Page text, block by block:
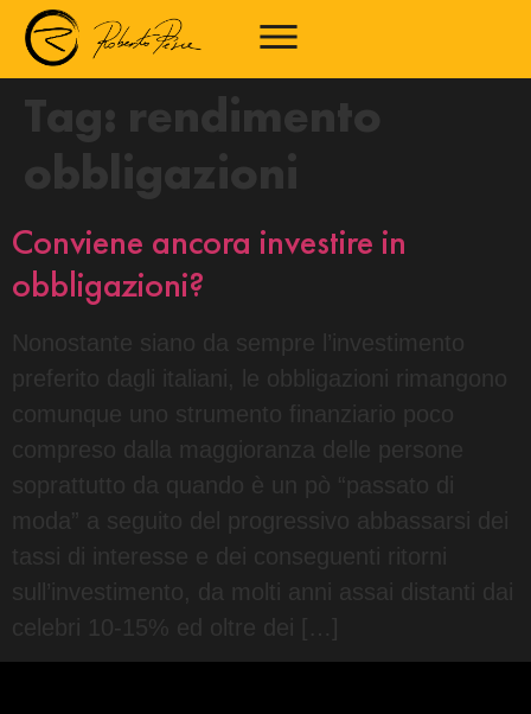
Tag:
rendimento
obbligazioni
Conviene ancora investire in
obbligazioni?
Nonostante siano da sempre l’investimento
preferito dagli italiani, le obbligazioni rimangono
comunque uno strumento finanziario poco
compreso dalla maggioranza delle persone
soprattutto da quando è un pò “passato di
moda” a seguito del progressivo abbassarsi dei
tassi di interesse e dei conseguenti ritorni
sull’investimento, da molti anni assai distanti dai